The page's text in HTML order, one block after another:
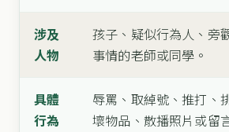
涉及
人物
孩子、疑似行為人、旁
事情的老師或同學。
具體
行為
辱罵、取綽號、推打、
壞物品、散播照片或留